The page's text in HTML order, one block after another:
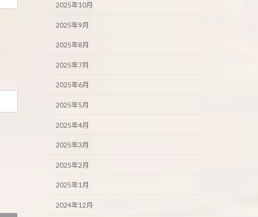
2025年10月
2025年9月
2025年8月
2025年7月
2025年6月
2025年5月
2025年4月
2025年3月
2025年2月
2025年1月
2024年12月